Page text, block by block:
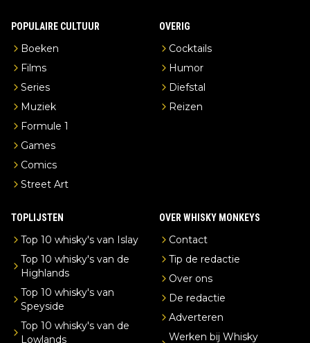
POPULAIRE CULTUUR
Boeken
Films
Series
Muziek
Formule 1
Games
Comics
Street Art
OVERIG
Cocktails
Humor
Diefstal
Reizen
TOPLIJSTEN
Top 10 whisky's van Islay
Top 10 whisky's van de
Highlands
Top 10 whisky's van
Speyside
Top 10 whisky's van de
Lowlands
OVER WHISKY MONKEYS
Contact
Tip de redactie
Over ons
De redactie
Adverteren
Werken bij Whisky